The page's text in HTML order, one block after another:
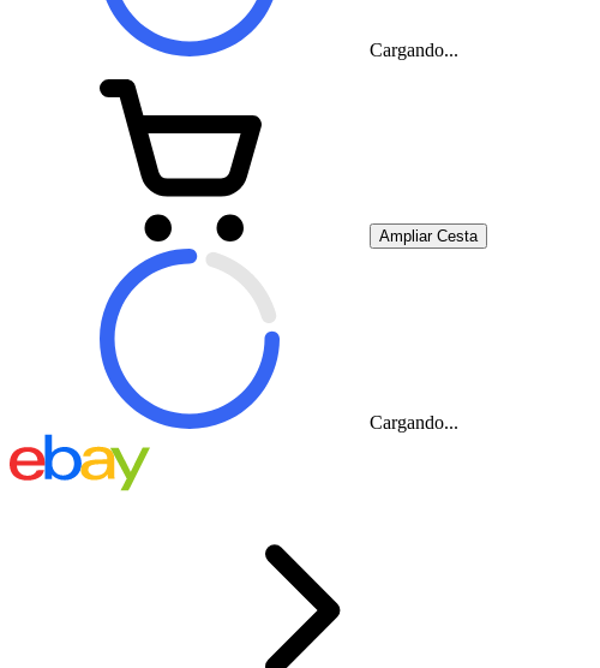
Cargando...
Ampliar Cesta
Cargando...